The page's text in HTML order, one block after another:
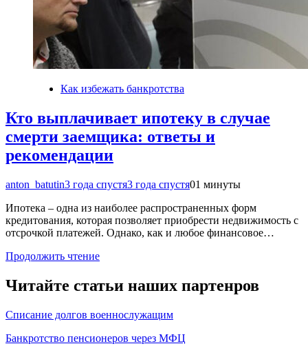
Как избежать банкротства
Кто выплачивает ипотеку в случае
смерти заемщика: ответы и
рекомендации
anton_batutin3 года спустя3 года спустя01 минуты
Ипотека – одна из наиболее распространенных форм
кредитования, которая позволяет приобрести недвижимость с
отсрочкой платежей. Однако, как и любое финансовое…
Продолжить чтение
Читайте статьи наших партенров
Списание долгов военнослужащим
Банкротство пенсионеров через МФЦ